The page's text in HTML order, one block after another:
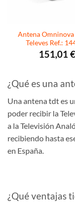
Antena
Televes Ref.:
151,01€
¿Qué es una
Una antena tdt es
poder recibir la
a la Televisión
recibiendo hasta
en España.
¿Qué ventajas